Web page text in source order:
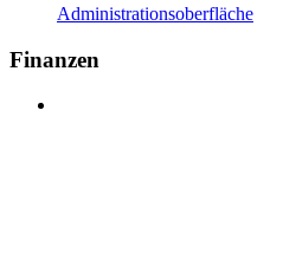
Administrationsoberfläche
Finanzen